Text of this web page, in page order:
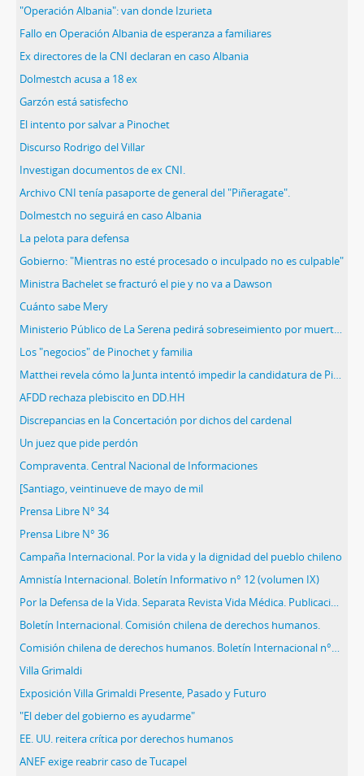
"Operación Albania": van donde Izurieta
Fallo en Operación Albania de esperanza a familiares
Ex directores de la CNI declaran en caso Albania
Dolmestch acusa a 18 ex
Garzón está satisfecho
El intento por salvar a Pinochet
Discurso Rodrigo del Villar
Investigan documentos de ex CNI.
Archivo CNI tenía pasaporte de general del "Piñeragate".
Dolmestch no seguirá en caso Albania
La pelota para defensa
Gobierno: "Mientras no esté procesado o inculpado no es culpable"
Ministra Bachelet se fracturó el pie y no va a Dawson
Cuánto sabe Mery
Ministerio Público de La Serena pedirá sobreseimiento por muerte de ex CNI
Los "negocios" de Pinochet y familia
Matthei revela cómo la Junta intentó impedir la candidatura de Pinochet el "88
AFDD rechaza plebiscito en DD.HH
Discrepancias en la Concertación por dichos del cardenal
Un juez que pide perdón
Compraventa. Central Nacional de Informaciones
[Santiago, veintinueve de mayo de mil
Prensa Libre N° 34
Prensa Libre N° 36
Campaña Internacional. Por la vida y la dignidad del pueblo chileno
Amnistía Internacional. Boletín Informativo n° 12 (volumen IX)
Por la Defensa de la Vida. Separata Revista Vida Médica. Publicación Oficial del Colegio Médico de Chile
Boletín Internacional. Comisión chilena de derechos humanos.
Comisión chilena de derechos humanos. Boletín Internacional n°105
Villa Grimaldi
Exposición Villa Grimaldi Presente, Pasado y Futuro
"El deber del gobierno es ayudarme"
EE. UU. reitera crítica por derechos humanos
ANEF exige reabrir caso de Tucapel